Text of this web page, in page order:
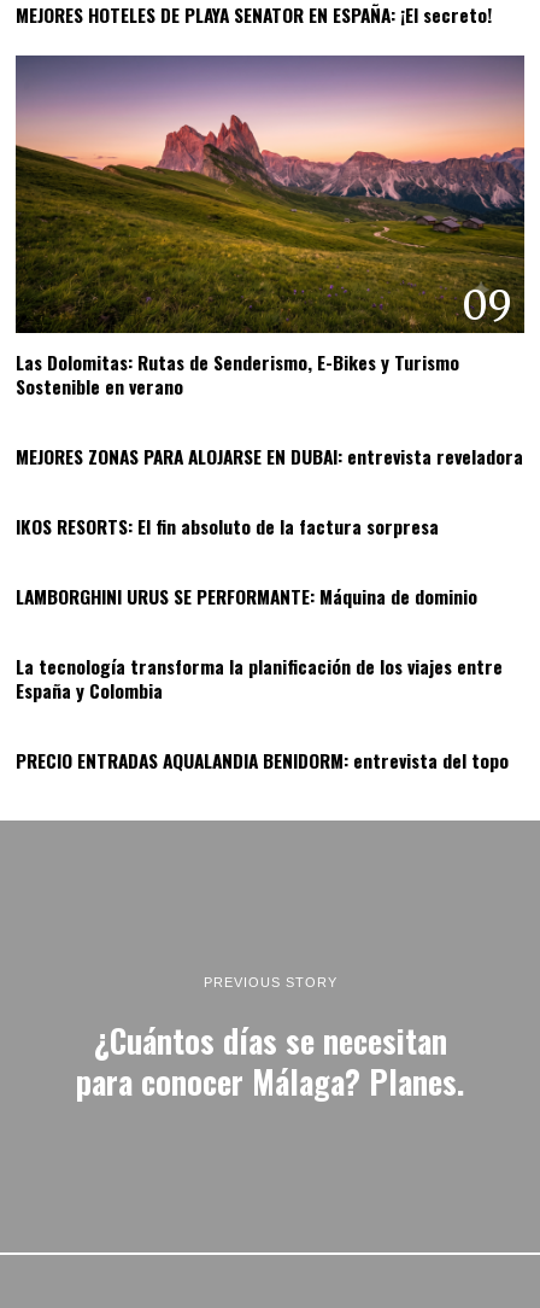
MEJORES HOTELES DE PLAYA SENATOR EN ESPAÑA: ¡El secreto!
09
Las Dolomitas: Rutas de Senderismo, E-Bikes y Turismo
Sostenible en verano
MEJORES ZONAS PARA ALOJARSE EN DUBAI: entrevista reveladora
11
IKOS RESORTS: El fin absoluto de la factura sorpresa
LAMBORGHINI URUS SE PERFORMANTE: Máquina de dominio13
La tecnología transforma la planificación de los viajes entre
España y Colombia
PRECIO ENTRADAS AQUALANDIA BENIDORM: entrevista del topo
PREVIOUS STORY
¿Cuántos días se necesitan
para conocer Málaga? Planes.